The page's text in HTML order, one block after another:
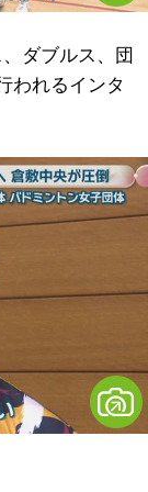
ダブルス、団
われるインタ